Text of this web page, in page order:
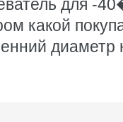
какой
диаметр